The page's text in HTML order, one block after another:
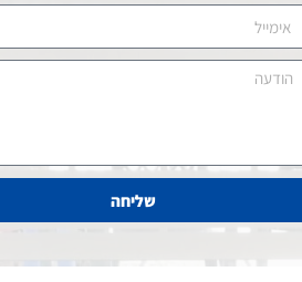
שליחה